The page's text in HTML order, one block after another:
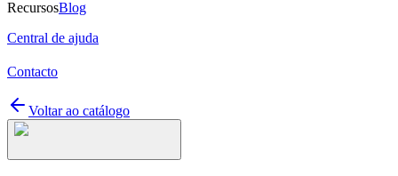
RecursosBlog
Central de ajuda
Contacto
Voltar ao catálogo